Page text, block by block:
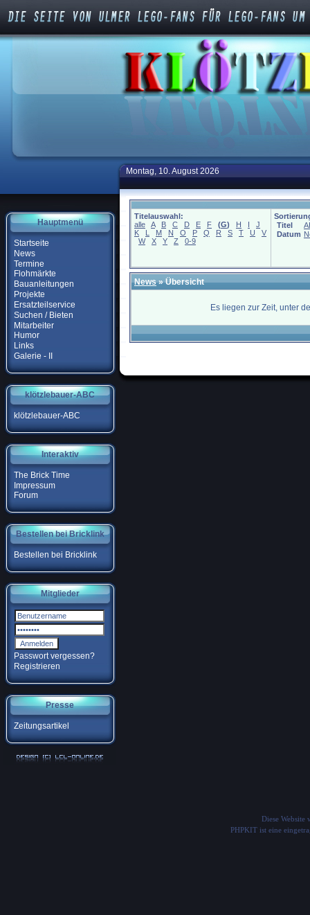
Hauptmenü
Startseite
News
Termine
Flohmärkte
Bauanleitungen
Projekte
Ersatzteilservice
Suchen / Bieten
Mitarbeiter
Humor
Links
Galerie - II
klötzlebauer-ABC
klötzlebauer-ABC
Interaktiv
The Brick Time
Impressum
Forum
Bestellen bei Bricklink
Bestellen bei Bricklink
Mitglieder
Passwort vergessen?
Registrieren
Presse
Zeitungsartikel
Montag, 10. August 2026
Titelauswahl:
alle
A B C D E F (G) H I
J
K
L M N O P Q R S T U
V
W
X Y Z 0-9
Titel
Datum
News» Übersicht
Es liegen zur Zeit, unter
Diese Website
PHPKIT ist eine